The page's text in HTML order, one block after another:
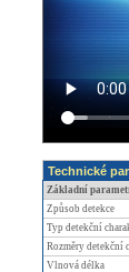
Technické
Základní
Způsob detekce
Typ detekční
Rozměry detekční
Vlnová délka